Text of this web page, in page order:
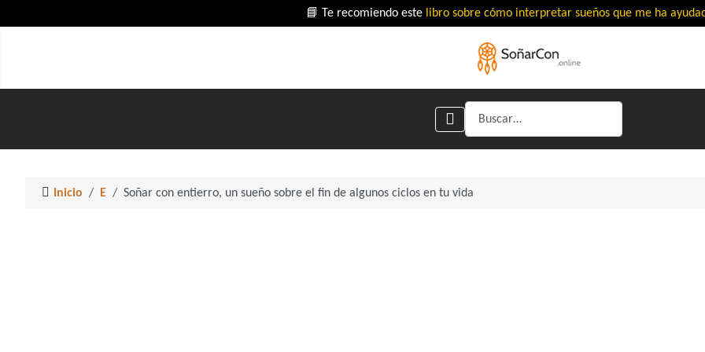
📘 Te recomiendo este libro sobre cómo interpretar sueños que me ha
Buscar
Inicio E Soñar con entierro, un sueño sobre el fin de algunos ciclos en tu vida